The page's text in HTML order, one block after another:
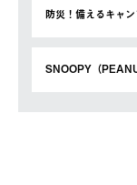
防災！備えるキャ
SNOOPY（